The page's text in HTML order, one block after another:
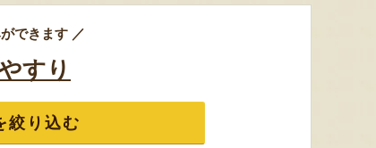
できます ／
すり
絞り込む